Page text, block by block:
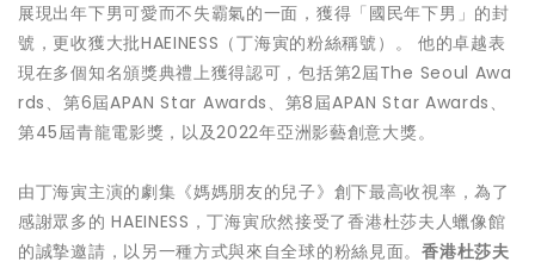
展現出年下男可愛而不失霸氣的一面，獲得「國民年下男」的封
號，更收獲大批HAEINESS（丁海寅的粉絲稱號）。 他的卓越表
現在多個知名頒獎典禮上獲得認可，包括第2屆The Seoul Awa
rds、第6屆APAN Star Awards、第8屆APAN Star Awards、
第45屆青龍電影獎，以及2022年亞洲影藝創意大獎。
由丁海寅主演的劇集《媽媽朋友的兒子》創下最高收視率，為了
感謝眾多的 HAEINESS，丁海寅欣然接受了香港杜莎夫人蠟像館
的誠摯邀請，以另一種方式與來自全球的粉絲見面。香港杜莎夫